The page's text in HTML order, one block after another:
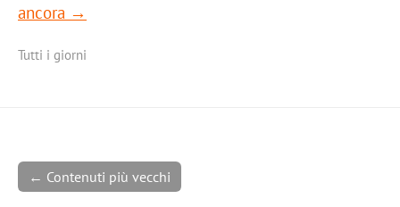
ancora →
Tutti i giorni
← Contenuti più vecchi